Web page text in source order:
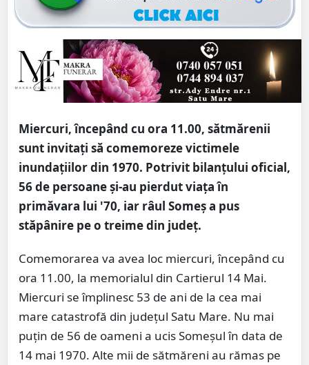
Miercuri, începând cu ora 11.00, sătmărenii
sunt invitați să comemoreze victimele
inundațiilor din 1970. Potrivit bilanțului oficial,
56 de persoane și-au pierdut viața în
primăvara lui '70, iar râul Someș a pus
stăpânire pe o treime din județ.
Comemorarea va avea loc miercuri, începând cu
ora 11.00, la memorialul din Cartierul 14 Mai.
Miercuri se împlinesc 53 de ani de la cea mai
mare catastrofă din județul Satu Mare. Nu mai
puțin de 56 de oameni a ucis Someşul în data de
14 mai 1970. Alte mii de sătmăreni au rămas pe